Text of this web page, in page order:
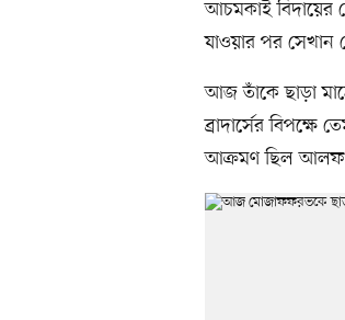
আচমকাই বিদায়ের
যাওয়ার পর সেখান
আজ তাঁকে ছাড়া
ব্রাদার্সের
আক্রমণ ছিল